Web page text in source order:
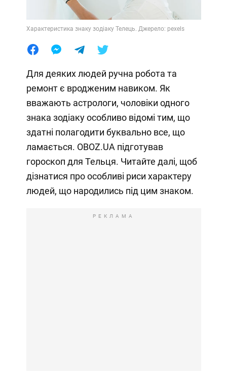
Характеристика знаку зодіаку Телець. Джерело: pexels
Для деяких людей ручна робота та
ремонт є вродженим навиком. Як
вважають астрологи, чоловіки одного
знака зодіаку особливо відомі тим, що
здатні полагодити буквально все, що
ламається. OBOZ.UA підготував
гороскоп для Тельця. Читайте далі, щоб
дізнатися про особливі риси характеру
людей, що народились під цим знаком.
РЕКЛАМА